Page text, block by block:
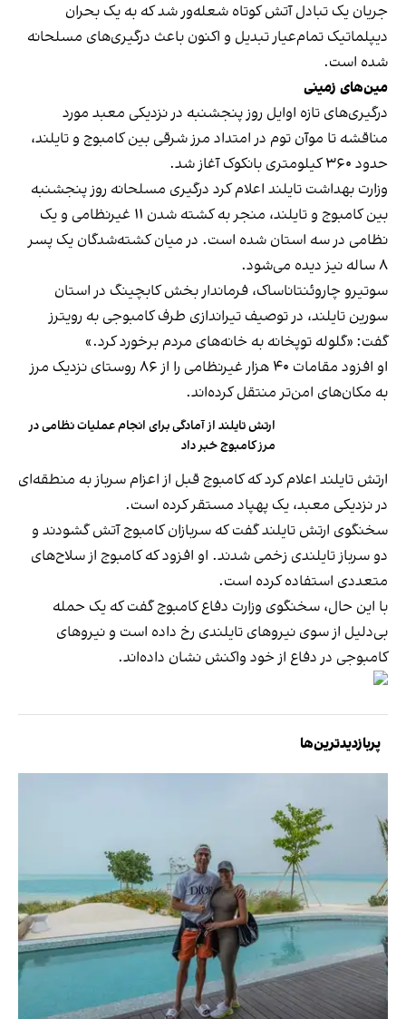
جریان یک تبادل آتش کوتاه شعله‌ور شد که به یک بحران
دیپلماتیک تمام‌عیار تبدیل و اکنون باعث درگیری‌های مسلحانه
شده است.
مین‌های زمینی
درگیری‌های تازه اوایل روز پنجشنبه در نزدیکی معبد مورد
مناقشه تا موآن توم در امتداد مرز شرقی بین کامبوج و تایلند،
حدود ۳۶۰ کیلومتری بانکوک آغاز شد.
وزارت بهداشت تایلند اعلام کرد درگیری مسلحانه‌ روز پنجشنبه
بین کامبوج و تایلند، منجر به کشته شدن ۱۱ غیرنظامی و یک
نظامی در سه استان شده است. در میان کشته‌شدگان یک پسر
۸ ساله نیز دیده می‌شود.
سوتیرو چاروئنتاناساک، فرماندار بخش کابچینگ در استان
سورین تایلند، در توصیف تیراندازی طرف کامبوجی به رویترز
گفت: «گلوله توپخانه به خانه‌های مردم برخورد کرد.»
او افزود مقامات ۴۰ هزار غیرنظامی را از ۸۶ روستای نزدیک مرز
به مکان‌های امن‌تر منتقل کرده‌اند.
ارتش تایلند از آمادگی برای انجام عملیات نظامی در
مرز کامبوج خبر داد
ارتش تایلند اعلام کرد که کامبوج قبل از اعزام سرباز به منطقه‌ای
در نزدیکی معبد، یک پهپاد مستقر کرده است.
سخنگوی ارتش تایلند گفت که سربازان کامبوج آتش گشودند و
دو سرباز تایلندی زخمی شدند. او افزود که کامبوج از سلاح‌های
متعددی استفاده کرده است.
با این حال، سخنگوی وزارت دفاع کامبوج گفت که یک حمله
بی‌دلیل از سوی نیروهای تایلندی رخ داده است و نیروهای
کامبوجی در دفاع از خود واکنش نشان داده‌اند.
پربازدیدترین‌ها